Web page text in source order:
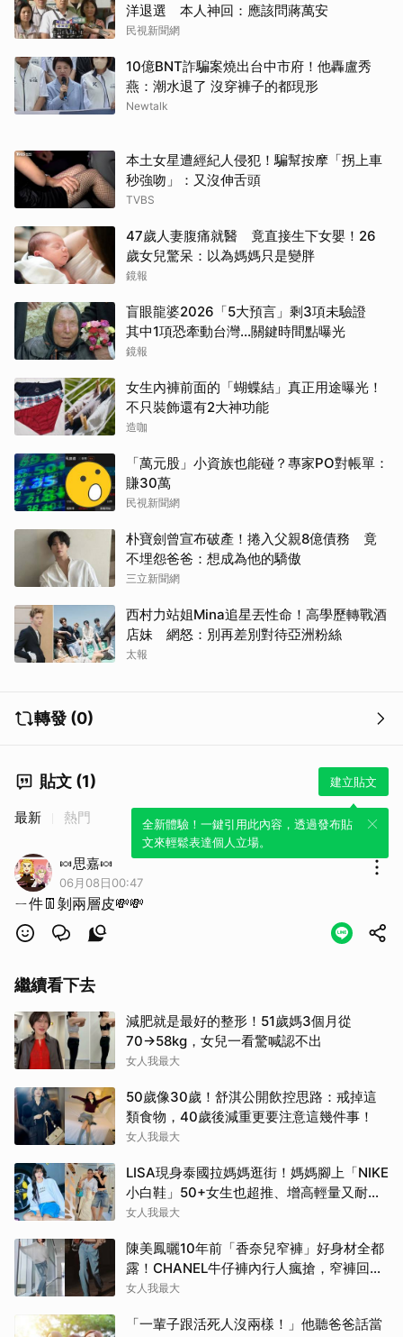
洋退選 本人神回：應該問蔣萬安
民視新聞網
10億BNT詐騙案燒出台中市府！他轟盧秀
燕：潮水退了 沒穿褲子的都現形
Newtalk
本土女星遭經紀人侵犯！騙幫按摩「拐上車
秒強吻」：又沒伸舌頭
TVBS
47歲人妻腹痛就醫 竟直接生下女嬰！26
歲女兒驚呆：以為媽媽只是變胖
鏡報
盲眼龍婆2026「5大預言」剩3項未驗證
其中1項恐牽動台灣...關鍵時間點曝光
鏡報
女生內褲前面的「蝴蝶結」真正用途曝光！
不只裝飾還有2大神功能
造咖
「萬元股」小資族也能碰？專家PO對帳單：
賺30萬
民視新聞網
朴寶劍曾宣布破產！捲入父親8億債務 竟
不埋怨爸爸：想成為他的驕傲
三立新聞網
西村力站姐Mina追星丟性命！高學歷轉戰酒
店妹 網怒：別再差別對待亞洲粉絲
太報
轉發 (0)
貼文 (1) 建立貼文
全新體驗！一鍵引用此內容，透過發布貼
文來輕鬆表達個人立場。
最新 熱門
🍬思嘉🍬
06月08日00:47
ㄧ件👖剝兩層皮💸💸
繼續看下去
減肥就是最好的整形！51歲媽3個月從
70→58kg，女兒一看驚喊認不出
女人我最大
50歲像30歲！舒淇公開飲控思路：戒掉這
類食物，40歲後減重更要注意這幾件事！
女人我最大
LISA現身泰國拉媽媽逛街！媽媽腳上「NIKE
小白鞋」50+女生也超推、增高輕量又耐
走！
女人我最大
陳美鳳曬10年前「香奈兒窄褲」好身材全都
露！CHANEL牛仔褲內行人瘋搶，窄褲回歸
必看這幾條
女人我最大
「一輩子跟活死人沒兩樣！」他聽爸爸話當